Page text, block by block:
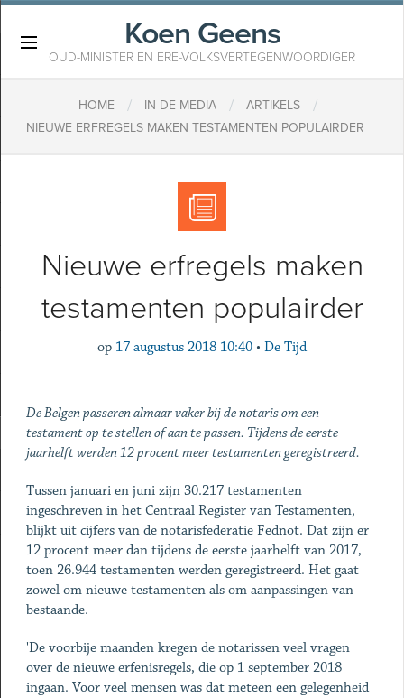
Koen Geens
OUD-MINISTER EN ERE-VOLKSVERTEGENWOORDIGER
HOME / IN DE MEDIA / ARTIKELS /
​NIEUWE ERFREGELS MAKEN TESTAMENTEN POPULAIRDER
​Nieuwe erfregels maken
testamenten populairder
op 17 augustus 2018 10:40 • De Tijd
De Belgen passeren almaar vaker bij de notaris om een
testament op te stellen of aan te passen. Tijdens de eerste
jaarhelft werden 12 procent meer testamenten geregistreerd.
Tussen januari en juni zijn 30.217 testamenten
ingeschreven in het Centraal Register van Testamenten,
blijkt uit cijfers van de notarisfederatie Fednot. Dat zijn er
12 procent meer dan tijdens de eerste jaarhelft van 2017,
toen 26.944 testamenten werden geregistreerd. Het gaat
zowel om nieuwe testamenten als om aanpassingen van
bestaande.
'De voorbije maanden kregen de notarissen veel vragen
over de nieuwe erfenisregels, die op 1 september 2018
ingaan. Voor veel mensen was dat meteen een gelegenheid